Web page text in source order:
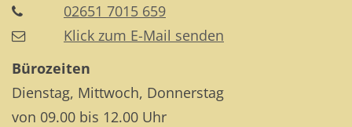
02651 7015 659
Klick zum E-Mail senden
Bürozeiten
Dienstag, Mittwoch, Donnerstag
von 09.00 bis 12.00 Uhr